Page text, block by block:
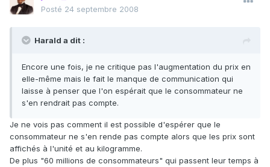
Posté 24 septembre 2008
Harald a dit :
Encore une fois, je ne critique pas l'augmentation du prix en
elle-même mais le fait le manque de communication qui
laisse à penser que l'on espérait que le consommateur ne
s'en rendrait pas compte.
Je ne vois pas comment il est possible d'espérer que le
consommateur ne s'en rende pas compte alors que les prix sont
affichés à l'unité et au kilogramme.
De plus "60 millions de consommateurs" qui passent leur temps à